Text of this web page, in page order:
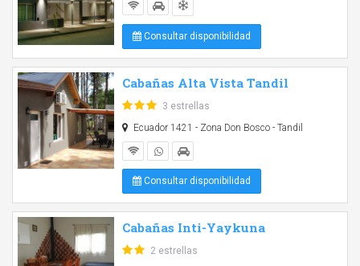
Consultar disponibilidad
Cabañas Alta Vista Tandil
3 estrellas
Ecuador 1421 - Zona Don Bosco - Tandil
Consultar disponibilidad
Cabañas Inti-Yaykuna
2 estrellas